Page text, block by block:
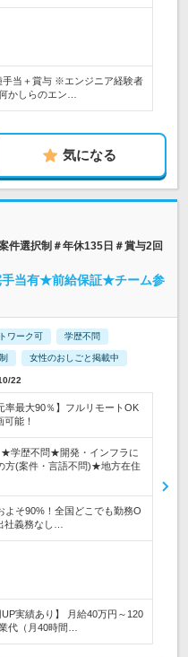
手当＋賞与 ※エンジニア経験者
かしらのエン…
気になる
件選択制＃年休135日＃賞与2回
手当有★前給保証★チーム参
ワーク可 学歴不問
女性のおしごと掲載中
22
率最大90％】フルリモートOK
能！
★学歴不問★開発・インフラに
方(案件・言語不問)★地方在住
よそ90%！全国どこでも勤務O
社義務なし…
実績あり】 月給40万円～120
代（月40時間…